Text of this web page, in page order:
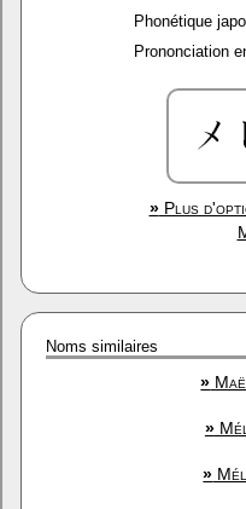
Phonétique
Prononciation
»Plus
Noms similaires
»
»
»